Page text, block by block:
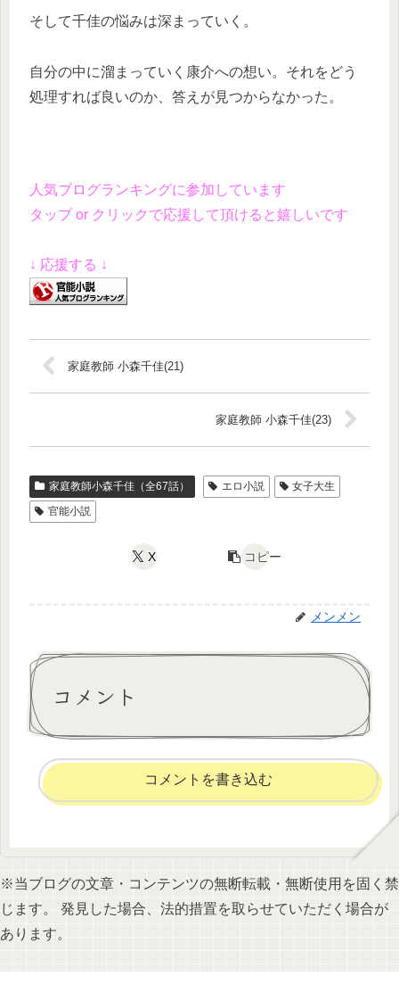
そして千佳の悩みは深まっていく。
自分の中に溜まっていく康介への想い。それをどう
処理すれば良いのか、答えが見つからなかった。
人気ブログランキングに参加しています
タップ or クリックで応援して頂けると嬉しいです
↓ 応援する ↓
家庭教師 小森千佳(21)
家庭教師 小森千佳(23)
家庭教師小森千佳（全67話） エロ小説
女子大生
官能小説
X コピー
メンメン
コメント
コメントを書き込む
※当ブログの文章・コンテンツの無断転載・無断使用を固く禁
じます。 発見した場合、法的措置を取らせていただく場合が
あります。